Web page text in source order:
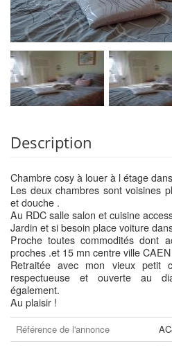
Description
Chambre cosy à louer à l étage
Les deux chambres sont voisines
et douche .
Au RDC salle salon et cuisine
Jardin et si besoin place voiture
Proche toutes commodités dont
proches .et 15 mn centre ville
Retraitée avec mon vieux petit
respectueuse et ouverte au
également.
Au plaisir !
Référence de l'annonce